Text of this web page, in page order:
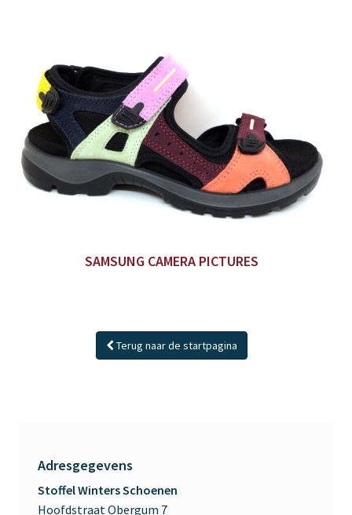
SAMSUNG CAMERA PICTURES
Terug naar de startpagina
Adresgegevens
Stoffel Winters Schoenen
Hoofdstraat Obergum 7